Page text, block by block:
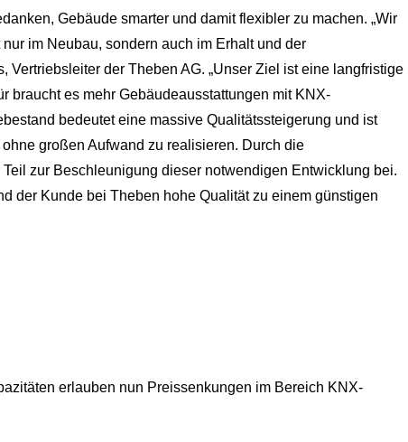
Gebäude smarter und damit flexibler zu machen. „Wir
im Neubau, sondern auch im Erhalt und der
Vertriebsleiter der Theben AG. „Unser Ziel ist eine langfristige
braucht es mehr Gebäudeausstattungen mit KNX-
bedeutet eine massive Qualitätssteigerung und ist
großen Aufwand zu realisieren. Durch die
zur Beschleunigung dieser notwendigen Entwicklung bei.
der Kunde bei Theben hohe Qualität zu einem günstigen
erlauben nun Preissenkungen im Bereich KNX-